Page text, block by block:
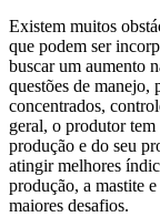
Existem muitos
que podem ser
buscar um aumento
questões de manejo,
concentrados,
geral, o produtor
produção e do seu
atingir melhores
produção, a mastite
maiores desafios.